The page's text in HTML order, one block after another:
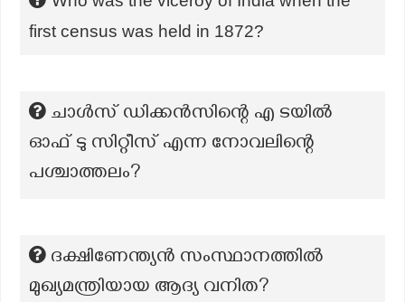
first census was held in 1872?
ചാൾസ് ഡിക്കൻസിന്റെ എ ടയിൽ
ഓഫ് ടു സിറ്റീസ് എന്ന നോവലിന്റെ
പശ്ചാത്തലം?
ദക്ഷിണേന്ത്യൻ സംസ്ഥാനത്തിൽ
മുഖ്യമന്ത്രിയായ ആദ്യ വനിത?